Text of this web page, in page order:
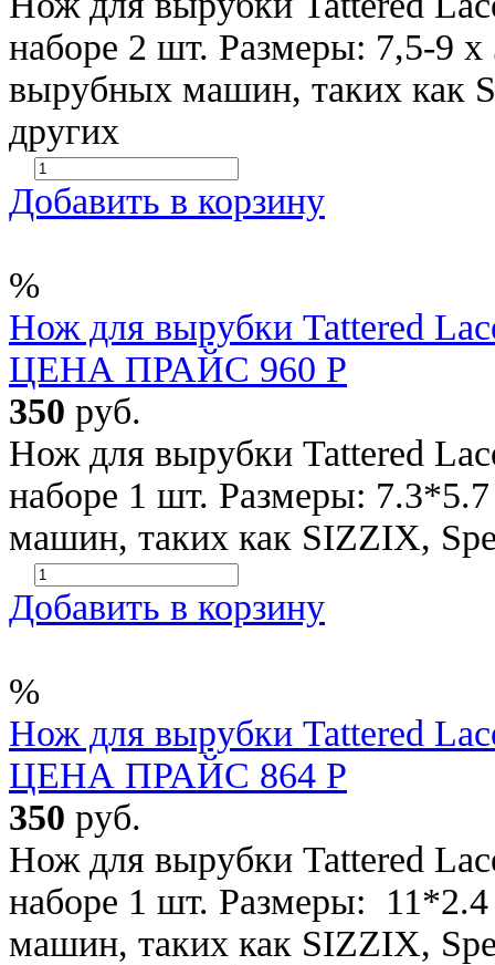
наборе 2 шт. Размеры: 7,5-9
вырубных машин, таких как
других
Добавить в корзину
%
Нож для вырубки Tattered
ЦЕНА ПРАЙС 960 Р
350 руб.
Нож для вырубки Tattered
наборе 1 шт. Размеры:
машин, таких как SIZZIX,
Добавить в корзину
%
Нож для вырубки Tattered
ЦЕНА ПРАЙС 864 Р
350 руб.
Нож для вырубки Tattered
наборе 1 шт. Размеры:
машин, таких как SIZZIX,